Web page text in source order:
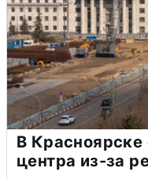
В Красноярске
центра из-за